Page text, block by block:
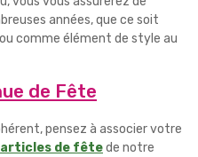
années, que ce soit
ou comme élément de style au
de Fête
pensez à associer votre
articles de fêtede notre